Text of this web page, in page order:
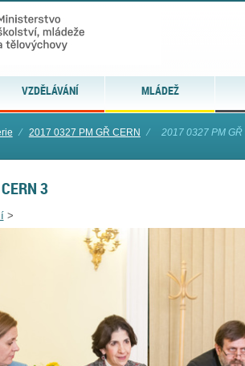
VZDĚLÁVÁNÍ MLÁDEŽ
⁄ 2017 0327 PM GŘ CERN ⁄ 2017 0327 PM GŘ
3
>